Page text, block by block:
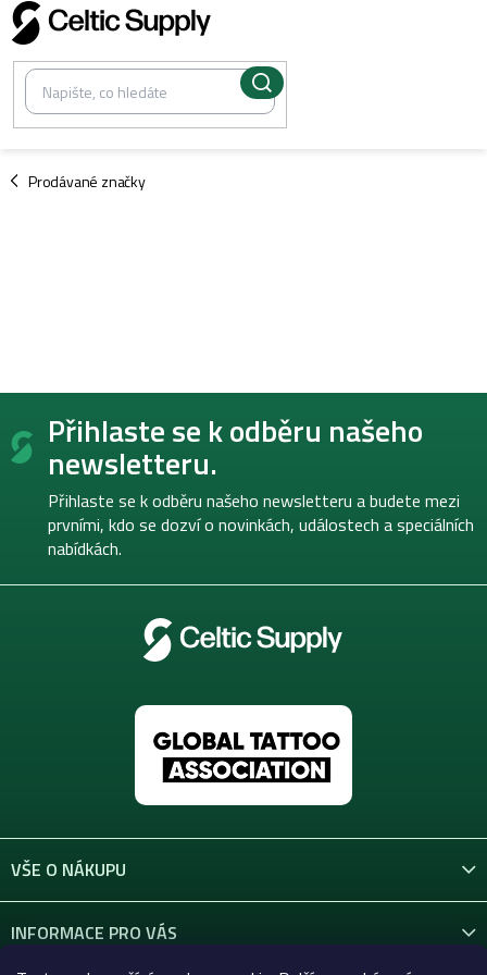
Přejít
na
obsah
Prodávané značky
/
Z
Přihlaste se k odběru našeho
newsletteru.
Přihlaste se k odběru našeho newsletteru a budete mezi
prvními, kdo se dozví o novinkách, událostech a speciálních
nabídkách.
VŠE O NÁKUPU
INFORMACE PRO VÁS